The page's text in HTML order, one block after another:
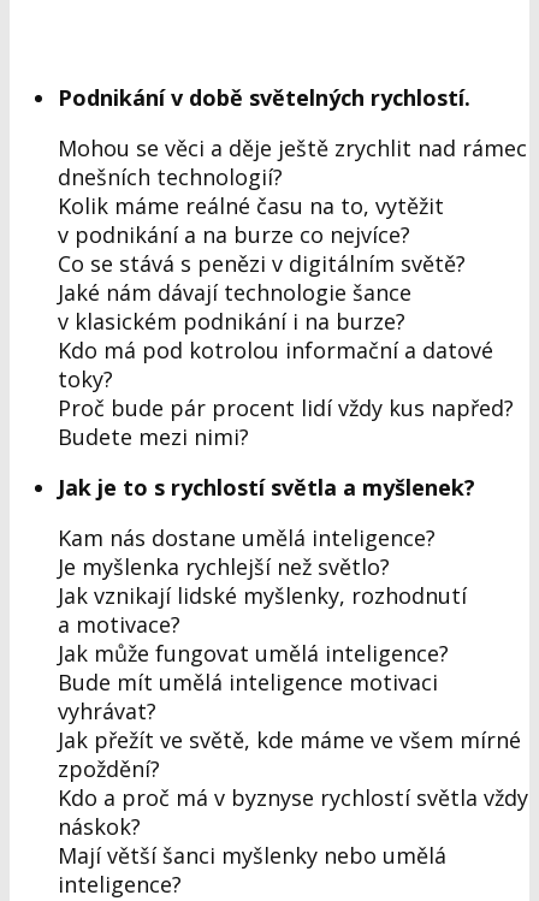
Podnikání v době světelných rychlostí.
Mohou se věci a děje ještě zrychlit nad rámec
dnešních technologií?
Kolik máme reálné času na to, vytěžit
v podnikání a na burze co nejvíce?
Co se stává s penězi v digitálním světě?
Jaké nám dávají technologie šance
v klasickém podnikání i na burze?
Kdo má pod kotrolou informační a datové
toky?
Proč bude pár procent lidí vždy kus napřed?
Budete mezi nimi?
Jak je to s rychlostí světla a myšlenek?
Kam nás dostane umělá inteligence?
Je myšlenka rychlejší než světlo?
Jak vznikají lidské myšlenky, rozhodnutí
a motivace?
Jak může fungovat umělá inteligence?
Bude mít umělá inteligence motivaci
vyhrávat?
Jak přežít ve světě, kde máme ve všem mírné
zpoždění?
Kdo a proč má v byznyse rychlostí světla vždy
náskok?
Mají větší šanci myšlenky nebo umělá
inteligence?